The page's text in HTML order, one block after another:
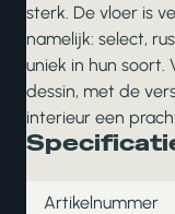
sterk. De vloer is
namelijk: select,
uniek in hun soort.
dessin, met de
interieur een
Artikelnummer